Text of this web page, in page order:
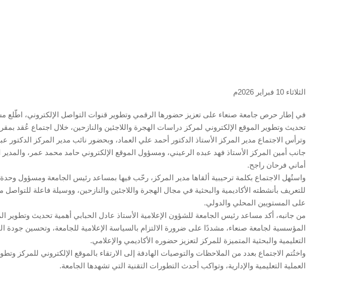
الثلاثاء 10 فبراير 2026م
في إطار حرص جامعة صنعاء على تعزيز حضورها الرقمي وتطوير قنوات التواصل الإلكتروني، اطّلع
تحديث وتطوير الموقع الإلكتروني لمركز دراسات الهجرة واللاجئين والنازحين، خلال اجتماع عُقد
وترأس الاجتماع مدير المركز الأستاذ الدكتور أحمد علي العماد، وبحضور نائب مدير المركز الدكتور
جانب أمين المركز الأستاذ فهد عبده الرعيني، ومسؤول الموقع الإلكتروني حامد محمد عمر،
أماني فرحان راجح.
واستُهل الاجتماع بكلمة ترحيبية ألقاها مدير المركز، رحّب فيها بمساعد رئيس الجامعة ومسؤول
للتعريف بأنشطته الأكاديمية والبحثية في مجال الهجرة واللاجئين والنازحين، ووسيلة فاعلة
على المستويين المحلي والدولي.
من جانبه، أكد مساعد رئيس الجامعة للشؤون الإعلامية الأستاذ عادل الحبابي أهمية تحديث وتطوير
المؤسسية لجامعة صنعاء، مشددًا على ضرورة الالتزام بالسياسة الإعلامية للجامعة، وتحسين جودة
التعليمية والبحثية المتميزة للمركز لتعزيز حضوره الأكاديمي والإعلامي.
واختُتم الاجتماع بعدد من الملاحظات والتوصيات الهادفة إلى الارتقاء بالموقع الإلكتروني للمركز
العملية التعليمية والإدارية، وتواكب أحدث التطورات التقنية التي تشهدها الجامعة.